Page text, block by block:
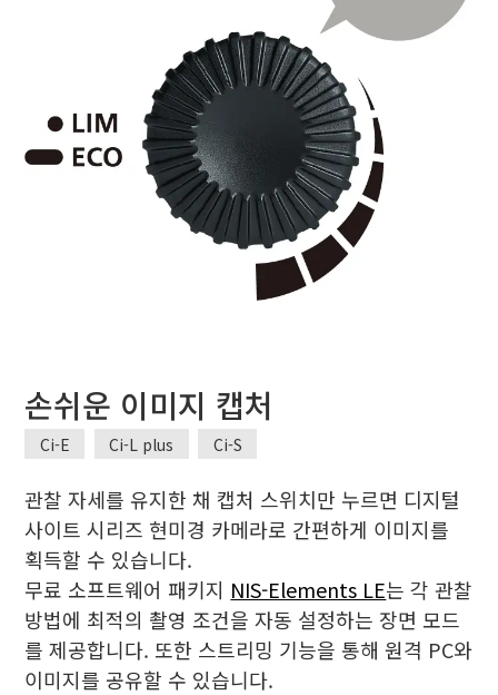
손쉬운 이미지 캡처
Ci-E Ci-L plus Ci-S
관찰 자세를 유지한 채 캡처 스위치만 누르면 디지털
사이트 시리즈 현미경 카메라로 간편하게 이미지를
획득할 수 있습니다.
무료 소프트웨어 패키지 NIS-Elements LE는 각 관찰
방법에 최적의 촬영 조건을 자동 설정하는 장면 모드
를 제공합니다. 또한 스트리밍 기능을 통해 원격 PC와
이미지를 공유할 수 있습니다.